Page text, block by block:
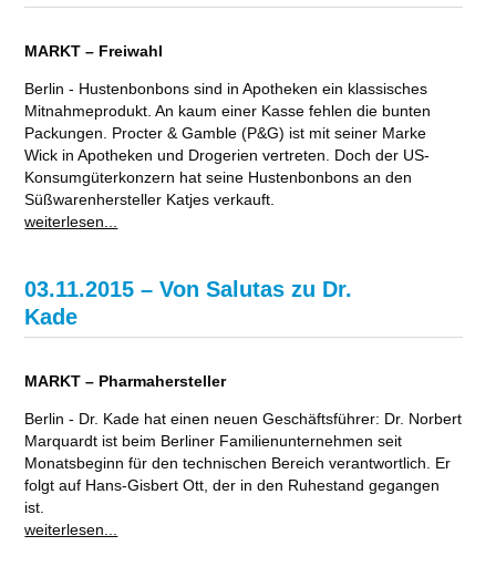
MARKT – Freiwahl
Berlin - Hustenbonbons sind in Apotheken ein klassisches
Mitnahmeprodukt. An kaum einer Kasse fehlen die bunten
Packungen. Procter & Gamble (P&G) ist mit seiner Marke
Wick in Apotheken und Drogerien vertreten. Doch der US-
Konsumgüterkonzern hat seine Hustenbonbons an den
Süßwarenhersteller Katjes verkauft.
weiterlesen...
03.11.2015 – Von Salutas zu Dr.
Kade
MARKT – Pharmahersteller
Berlin - Dr. Kade hat einen neuen Geschäftsführer: Dr. Norbert
Marquardt ist beim Berliner Familienunternehmen seit
Monatsbeginn für den technischen Bereich verantwortlich. Er
folgt auf Hans-Gisbert Ott, der in den Ruhestand gegangen
ist.
weiterlesen...